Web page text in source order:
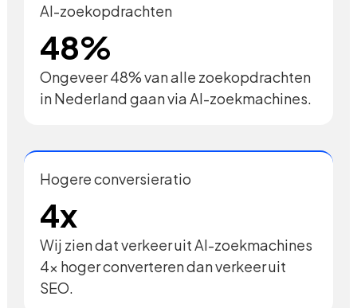
AI-zoekopdrachten
48%
Ongeveer 48% van alle zoekopdrachten
in Nederland gaan via AI-zoekmachines.
Hogere conversieratio
4x
Wij zien dat verkeer uit AI-zoekmachines
4x hoger converteren dan verkeer uit
SEO.